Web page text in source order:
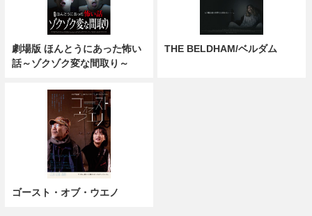
劇場版 ほんとうにあった怖い
話～ゾクゾク変な間取り～
THE BELDHAM/ベルダム
ゴースト・オブ・ウエノ